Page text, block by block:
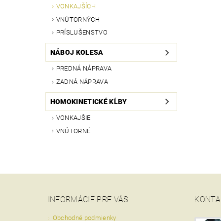
VONKAJŠÍCH
VNÚTORNÝCH
PRÍSLUŠENSTVO
NÁBOJ KOLESA
PREDNÁ NÁPRAVA
ZADNÁ NÁPRAVA
HOMOKINETICKÉ KĹBY
VONKAJŠIE
VNÚTORNÉ
INFORMÁCIE PRE VÁS
Obchodné podmienky